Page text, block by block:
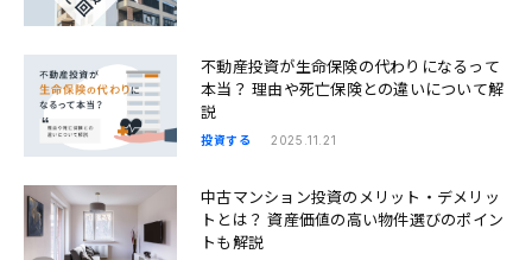
不動産投資が生命保険の代わりになるって
本当？ 理由や死亡保険との違いについて解
説
投資する 2025.11.21
中古マンション投資のメリット・デメリッ
トとは？ 資産価値の高い物件選びのポイン
トも解説